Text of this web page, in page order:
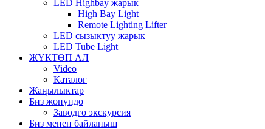
LED Highbay жарык
High Bay Light
Remote Lighting Lifter
LED сызыктуу жарык
LED Tube Light
ЖҮКТӨП АЛ
Video
Каталог
Жаңылыктар
Биз жөнүндө
Заводго экскурсия
Биз менен байланыш